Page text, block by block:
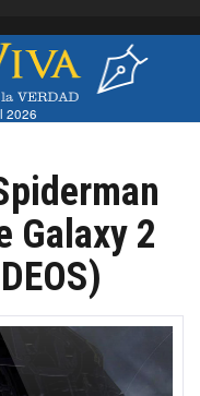
2026
Galaxy 2